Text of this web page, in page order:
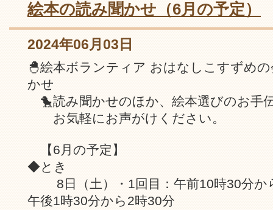
絵本の読み聞かせ（6月の予定）
2024年06月03日
🐣絵本ボランティア おはなしこすずめ
かせ
🐤読み聞かせのほか、絵本選びのお手
お気軽にお声がけください。
【6月の予定】
◆とき
8日（土）・1回目：午前10時30分か
午後1時30分から2時30分